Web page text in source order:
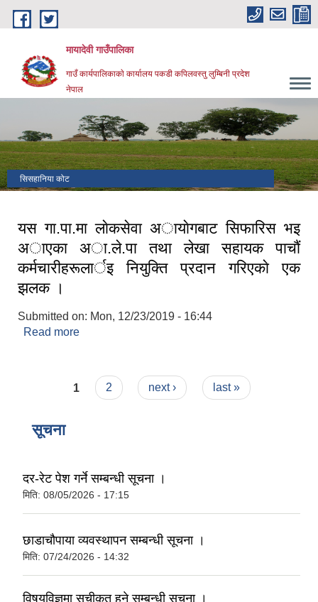
Skip to main content
मायादेवी गाउँपालिका
गाउँ कार्यपालिकाकाे कार्यालय पकडी कपिलवस्तु लुम्बिनी प्रदेश
नेपाल
सिसहानिया कोट
यस गा.पा.मा लाेकसेवा अायाेगबाट सिफारिस भइ
अाएका अा.ले.पा तथा लेखा सहायक पाचाैं
कर्मचारीहरूलार्इ नियुक्ति प्रदान गरिएकाे एक
झलक ।
Submitted on: Mon, 12/23/2019 - 16:44
Read more
Pages
1 2 next › last »
सूचना
दर-रेट पेश गर्ने सम्बन्धी सूचना ।
मिति: 08/05/2026 - 17:15
छाडाचौपाया व्यवस्थापन सम्बन्धी सूचना ।
मिति: 07/24/2026 - 14:32
विषयविज्ञमा सूचीकृत हुने सम्बन्धी सूचना ।